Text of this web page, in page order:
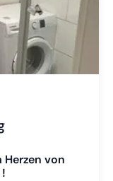
wechseln
wechseln
von